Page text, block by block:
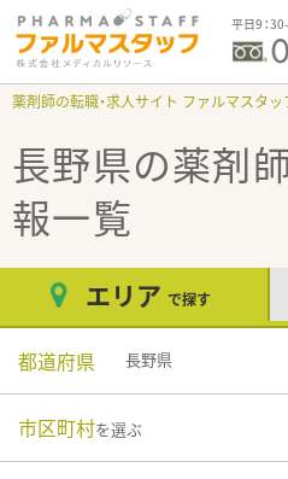
平日9：
薬剤師の転職・求人サイト ファルマスタッ
長野県の薬剤
報一覧
エリア で探す
都道府県 長野県
市区町村を選ぶ